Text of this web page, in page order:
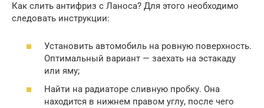
Как слить антифриз с Ланоса? Для этого необходимо
следовать инструкции:
Установить автомобиль на ровную поверхность.
Оптимальный вариант — заехать на эстакаду
или яму;
Найти на радиаторе сливную пробку. Она
находится в нижнем правом углу, после чего